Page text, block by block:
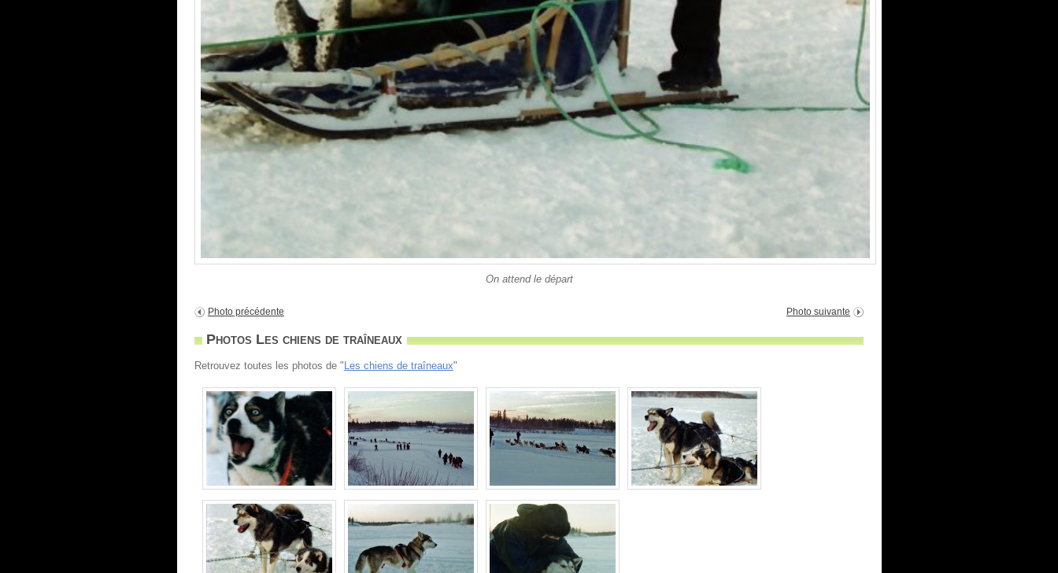
On attend le départ
Photo précédente Photo suivante
Photos Les chiens de traîneaux
Retrouvez toutes les photos de "Les chiens de traîneaux"